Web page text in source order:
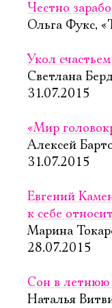
Честно
Ольга Фукс,
Укол счастьем
Светлана
31.07.2015
«Мир
Алексей
31.07.2015
Евгений
к себе
Марина
28.07.2015
Сон в летнюю
Наталья